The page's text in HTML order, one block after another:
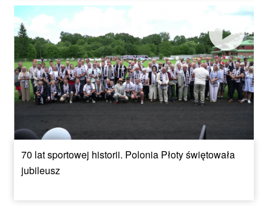
70 lat sportowej historii. Polonia Płoty świętowała
jubileusz